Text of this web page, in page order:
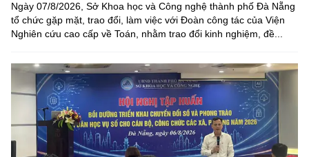
Ngày 07/8/2026, Sở Khoa học và Công nghệ thành phố Đà Nẵng
tổ chức gặp mặt, trao đổi, làm việc với Đoàn công tác của Viện
Nghiên cứu cao cấp về Toán, nhằm trao đổi kinh nghiệm, đề...